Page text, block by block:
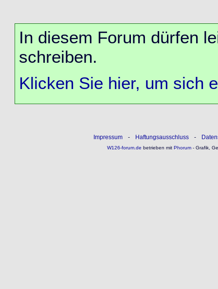
In diesem Forum dürfen
schreiben.
Klicken Sie hier, um sich
Impressum - Haftungsausschluss -
W126-forum.de betrieben mitPhorum- Grafik,